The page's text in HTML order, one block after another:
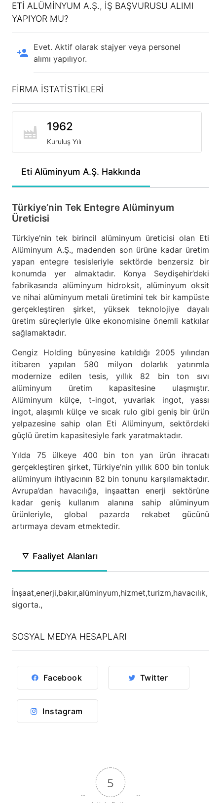
Eti Alüminyum A.Ş. Hakkında
Türkiye’nin Tek Entegre Alüminyum
Üreticisi
Türkiye’nin tek birincil alüminyum üreticisi olan Eti
Alüminyum A.Ş., madenden son ürüne kadar üretim
yapan entegre tesisleriyle sektörde benzersiz bir
konumda yer almaktadır. Konya Seydişehir’deki
fabrikasında alüminyum hidroksit, alüminyum oksit
ve nihai alüminyum metali üretimini tek bir kampüste
gerçekleştiren şirket, yüksek teknolojiye dayalı
üretim süreçleriyle ülke ekonomisine önemli katkılar
sağlamaktadır.
Cengiz Holding bünyesine katıldığı 2005 yılından
itibaren yapılan 580 milyon dolarlık yatırımla
modernize edilen tesis, yıllık 82 bin ton sıvı
alüminyum üretim kapasitesine ulaşmıştır.
Alüminyum külçe, t-ingot, yuvarlak ingot, yassı
ingot, alaşımlı külçe ve sıcak rulo gibi geniş bir ürün
yelpazesine sahip olan Eti Alüminyum, sektördeki
güçlü üretim kapasitesiyle fark yaratmaktadır.
Yılda 75 ülkeye 400 bin ton yan ürün ihracatı
gerçekleştiren şirket, Türkiye’nin yıllık 600 bin tonluk
alüminyum ihtiyacının 82 bin tonunu karşılamaktadır.
Avrupa’dan havacılığa, inşaattan enerji sektörüne
kadar geniş kullanım alanına sahip alüminyum
ürünleriyle, global pazarda rekabet gücünü
artırmaya devam etmektedir.
Faaliyet Alanları
İnşaat,enerji,bakır,alüminyum,hizmet,turizm,havacılık,
sigorta.,
SOSYAL MEDYA HESAPLARI
Facebook Twitter
Instagram
ETI ALÜMINYUM A.Ş., IŞ BAŞVURUSU ALIMI
YAPIYOR MU?
Evet. Aktif olarak stajyer veya personel
alımı yapılıyor.
FİRMA İSTATİSTİKLERİ
1962
Kuruluş Yılı
5